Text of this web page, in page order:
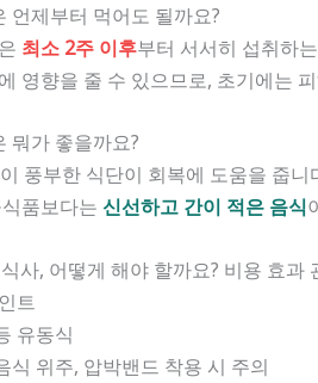
언제부터 먹어도 될까요?
최소 2주 이후부터 서서히 섭취하
영향을 줄 수 있으므로, 초기에는
뭐가 좋을까요?
풍부한 식단이 회복에 도움을 줍
품보다는 신선하고 간이 적은 음식
사, 어떻게 해야 할까요? 비용 효과
트
유동식
위주, 압박밴드 착용 시 주의